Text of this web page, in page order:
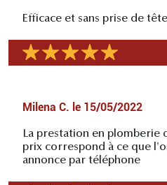
Efficace et sans prise de tête
Milena C. le 15/05/2022
La prestation en plomberie
prix correspond à ce que
annonce par téléphone